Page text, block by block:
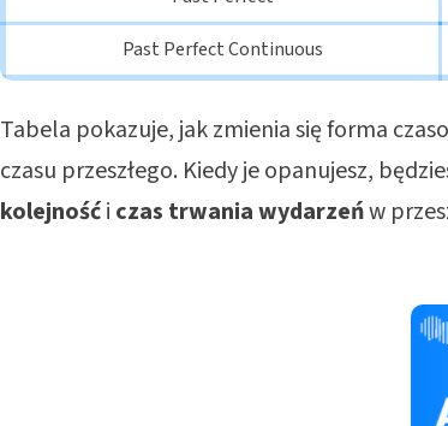
Past Perfect Continuous
Tabela pokazuje, jak zmienia się forma
czasu przeszłego. Kiedy je opanujesz,
kolejnośći czas trwania wydarzeńw